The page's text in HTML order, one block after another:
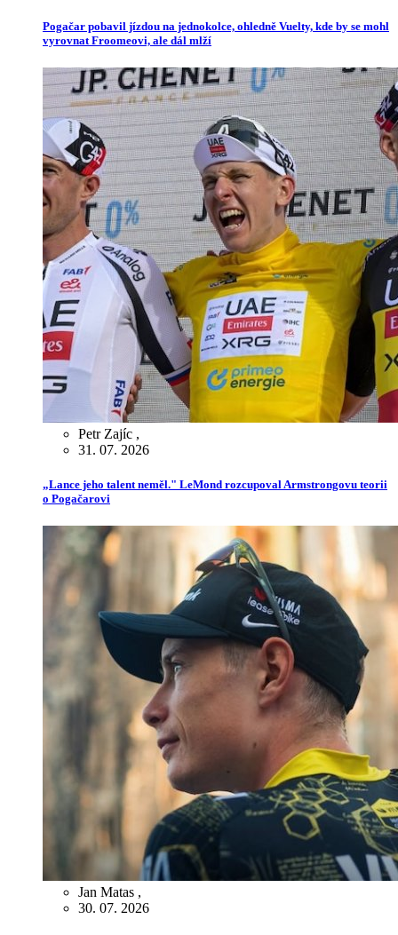
Pogačar pobavil jízdou na jednokolce, ohledně Vuelty, kde by se mohl
vyrovnat Froomeovi, ale dál mlží
Petr Zajíc ,
31. 07. 2026
„Lance jeho talent neměl." LeMond rozcupoval Armstrongovu teorii
o Pogačarovi
Jan Matas ,
30. 07. 2026